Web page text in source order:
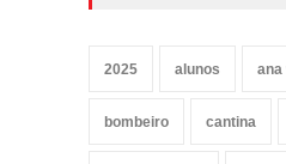
2025 alunos ana
bombeiro cantina